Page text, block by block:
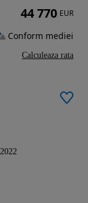
2022
44 770 EUR
Conform mediei
Calculeaza rata